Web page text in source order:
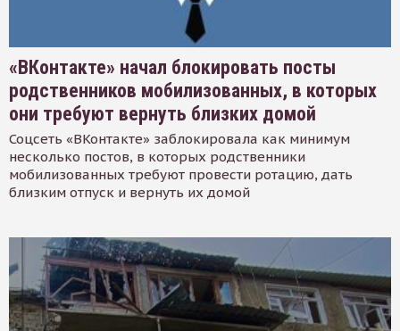
«ВКонтакте» начал блокировать посты
родственников мобилизованных, в которых
они требуют вернуть близких домой
Соцсеть «ВКонтакте» заблокировала как минимум
несколько постов, в которых родственники
мобилизованных требуют провести ротацию, дать
близким отпуск и вернуть их домой